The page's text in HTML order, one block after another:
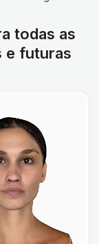
todas as
e futuras